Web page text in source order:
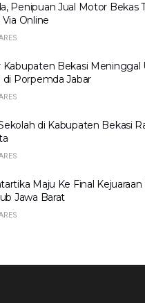
Penipuan Jual Motor Bekas
Online
Kabupaten Bekasi Meninggal
di Porpemda Jabar
di Kabupaten Bekasi
Maju Ke Final Kejuaraan
Jawa Barat